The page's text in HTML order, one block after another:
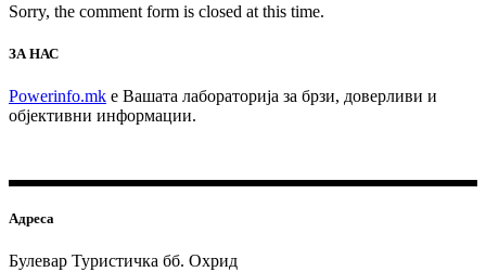
Sorry, the comment form is closed at this time.
ЗА НАС
Powerinfo.mk e Вашата лабораторија за брзи, доверливи и
објективни информации.
Адреса
Булевар Туристичка бб. Охрид